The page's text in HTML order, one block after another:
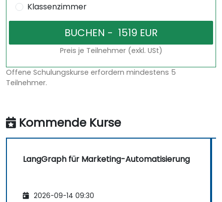
Klassenzimmer
Preis je Teilnehmer (exkl. USt)
Offene Schulungskurse erfordern mindestens 5
Teilnehmer.
Kommende Kurse
LangGraph für Marketing-Automatisierung
2026-09-14 09:30